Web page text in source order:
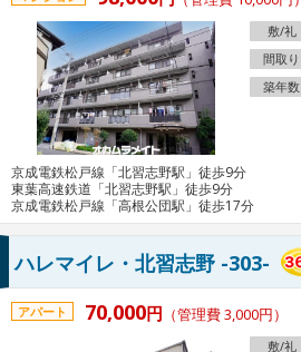
敷/礼
間取り
築年数
京成電鉄松戸線「北習志野駅」徒歩9分
東葉高速鉄道「北習志野駅」徒歩9分
京成電鉄松戸線「高根公団駅」徒歩17分
ハレマイレ・北習志野 -303-
アパート 70,000円 （管理費 3,000円）
敷/礼